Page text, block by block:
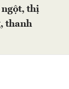
ngột, thị
thanh